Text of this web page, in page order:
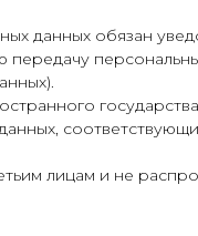
данных обязан
лицам и не